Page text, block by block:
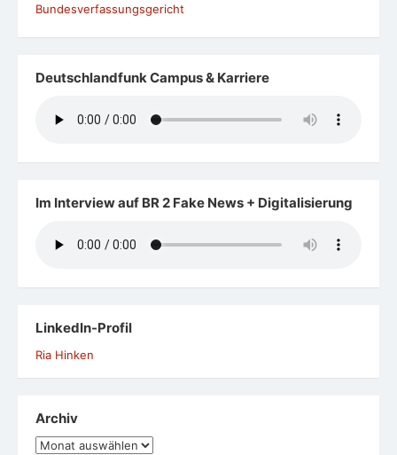
Bundesverfassungsgericht
Deutschlandfunk Campus & Karriere
Im Interview auf BR 2 Fake News + Digitalisierung
LinkedIn-Profil
Ria Hinken
Archiv
Archiv